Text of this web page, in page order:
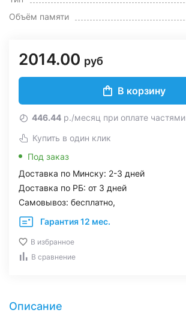
Объём памяти
2014.00 руб
В корзину
446.44 р./месяц при оплате частями
Купить в один клик
Под заказ
Доставка по Минску: 2-3 дней
Доставка по РБ: от 3 дней
Самовывоз: бесплатно,
Гарантия 12 мес.
В избранное
В сравнение
Описание